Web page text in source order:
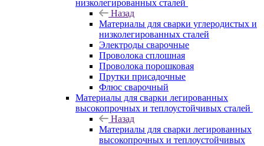
низколегированных сталей
Назад
Материалы для сварки углеродистых и
низколегированных сталей
Электроды сварочные
Проволока сплошная
Проволока порошковая
Прутки присадочные
Флюс сварочный
Материалы для сварки легированных
высокопрочных и теплоустойчивых сталей
Назад
Материалы для сварки легированных
высокопрочных и теплоустойчивых